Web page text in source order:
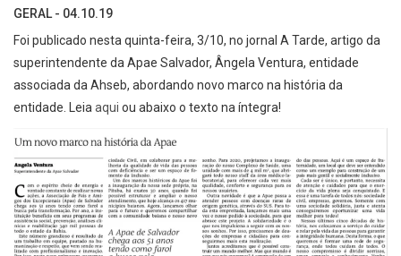
GERAL - 04.10.19
Foi publicado nesta quinta-feira, 3/10, no jornal A Tarde, artigo da
superintendente da Apae Salvador, Ângela Ventura, entidade
associada da Ahseb, abordando novo marco na história da
entidade. Leia aqui ou abaixo o texto na íntegra!